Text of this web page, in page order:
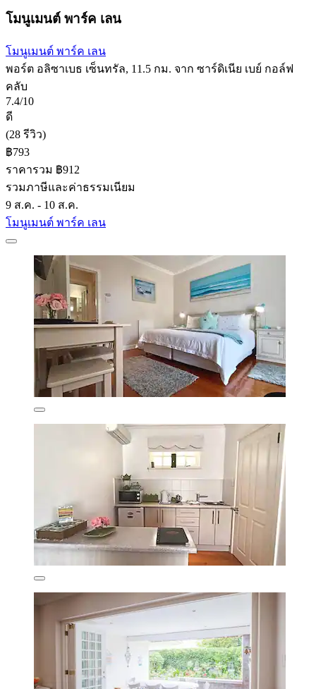
โมนูเมนต์ พาร์ค เลน
โมนูเมนต์ พาร์ค เลน
พอร์ต อลิซาเบธ เซ็นทรัล, 11.5 กม. จาก ซาร์ดิเนีย เบย์ กอล์ฟ
คลับ
7.4/10
ดี
(28 รีวิว)
฿793
ราคารวม ฿912
รวมภาษีและค่าธรรมเนียม
9 ส.ค. - 10 ส.ค.
โมนูเมนต์ พาร์ค เลน